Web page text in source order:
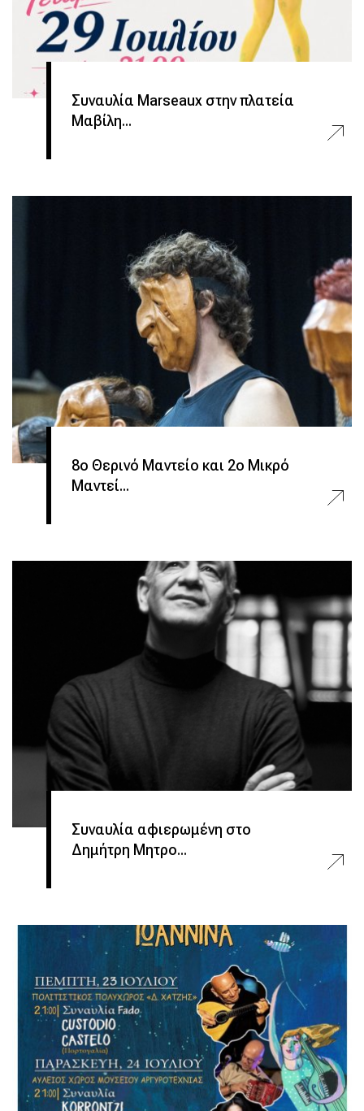
Συναυλία Marseaux στην πλατεία
Μαβίλη...
8ο Θερινό Μαντείο και 2ο Μικρό
Μαντεί...
Συναυλία αφιερωμένη στο
Δημήτρη Μητρο...